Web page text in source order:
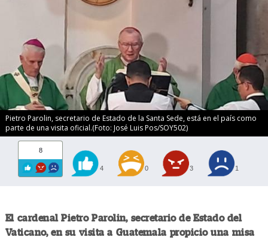
Pietro Parolin, secretario de Estado de la Santa Sede, está en el país como
parte de una visita oficial.(Foto: José Luis Pos/SOY502)
8
4 0 3 1
El cardenal Pietro Parolin, secretario de Estado del
Vaticano, en su visita a Guatemala propicio una misa